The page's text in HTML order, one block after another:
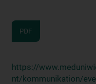
PDF
https://
nt/kommunikation/